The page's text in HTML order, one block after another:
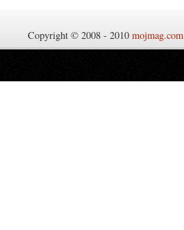
Copyright © 2008 - 2010 mojmag.com